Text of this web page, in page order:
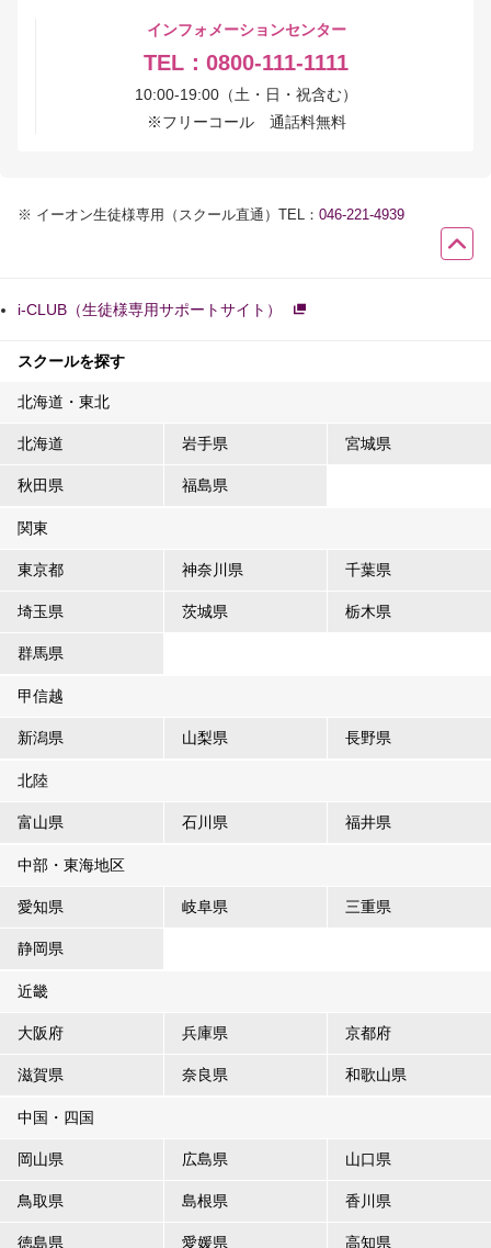
インフォメーションセンター
TEL：0800-111-1111
10:00-19:00（土・日・祝含む）
※フリーコール 通話料無料
※ イーオン生徒様専用（スクール直通）TEL： 046-221-4939
i-CLUB（生徒様専用サポートサイト）
スクールを探す
北海道・東北
北海道 岩手県 宮城県
秋田県 福島県
関東
東京都 神奈川県 千葉県
埼玉県 茨城県 栃木県
群馬県
甲信越
新潟県 山梨県 長野県
北陸
富山県 石川県 福井県
中部・東海地区
愛知県 岐阜県 三重県
静岡県
近畿
大阪府 兵庫県 京都府
滋賀県 奈良県 和歌山県
中国・四国
岡山県 広島県 山口県
鳥取県 島根県 香川県
徳島県 愛媛県 高知県